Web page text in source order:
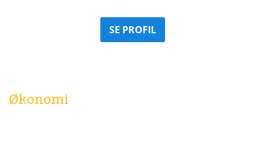
SE PROFIL
Økonomi